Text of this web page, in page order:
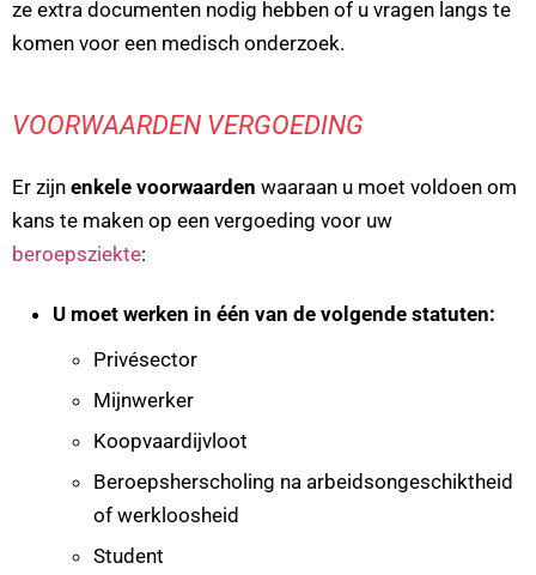
ze extra documenten nodig hebben of u vragen langs te
komen voor een medisch onderzoek.
VOORWAARDEN VERGOEDING
Er zijn enkele voorwaarden waaraan u moet voldoen om
kans te maken op een vergoeding voor uw
beroepsziekte:
U moet werken in één van de volgende statuten:
Privésector
Mijnwerker
Koopvaardijvloot
Beroepsherscholing na arbeidsongeschiktheid
of werkloosheid
Student